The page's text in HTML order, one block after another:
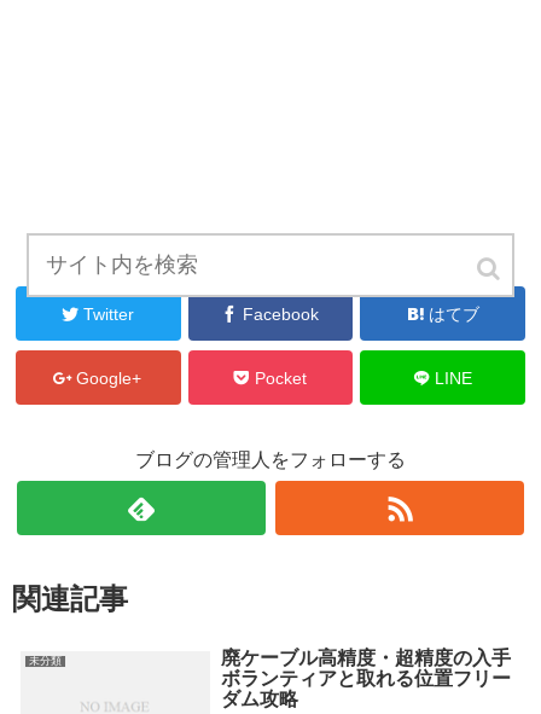
Twitter Facebook はてブ
Google+ Pocket LINE
ブログの管理人をフォローする
関連記事
未分類
廃ケーブル高精度・超精度の入手
ボランティアと取れる位置フリー
ダム攻略